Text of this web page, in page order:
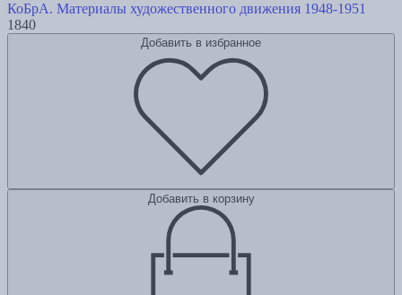
КоБрА. Материалы художественного движения 1948-1951
1840
Добавить в избранное
Добавить в корзину